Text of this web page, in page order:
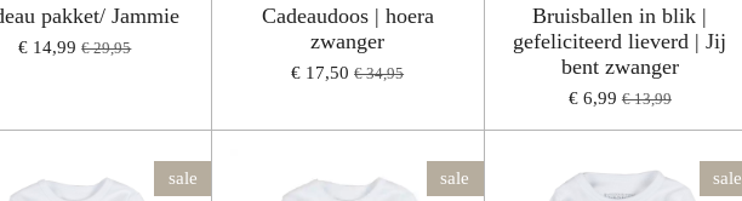
pakket/ Jammie
€ 14,99 € 29,95
Cadeaudoos | hoera
zwanger
€ 17,50 € 34,95
Bruisballen in blik |
gefeliciteerd lieverd | Jij
bent zwanger
€ 6,99 € 13,99
sale sale sale